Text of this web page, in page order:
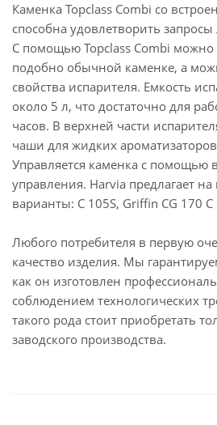
Каменка Topclass Combi со
способна удовлетворить
С помощью Topclass Combi можно
подобно обычной каменке, а
свойства испарителя. Емкость
около 5 л, что достаточно для
часов. В верхней части
чаши для жидких
Управляется каменка с помощью
управления. Harvia предлагает
варианты: C 105S, Griffin CG 170
Любого потребителя в первую
качество изделия. Мы
как он изготовлен
соблюдением технологических
такого рода стоит приобретать
заводского производства.